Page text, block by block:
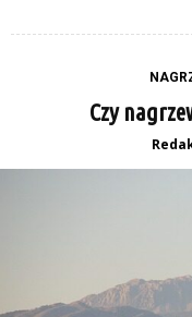
Czy